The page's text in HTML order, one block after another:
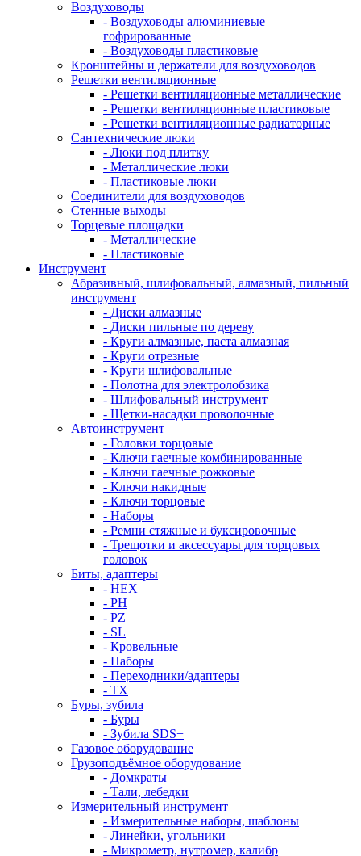
Воздуховоды
- Воздуховоды алюминиевые
гофрированные
- Воздуховоды пластиковые
Кронштейны и держатели для воздуховодов
Решетки вентиляционные
- Решетки вентиляционные металлические
- Решетки вентиляционные пластиковые
- Решетки вентиляционные радиаторные
Сантехнические люки
- Люки под плитку
- Металлические люки
- Пластиковые люки
Соединители для воздуховодов
Стенные выходы
Торцевые площадки
- Металлические
- Пластиковые
Инструмент
Абразивный, шлифовальный, алмазный, пильный
инструмент
- Диски алмазные
- Диски пильные по дереву
- Круги алмазные, паста алмазная
- Круги отрезные
- Круги шлифовальные
- Полотна для электролобзика
- Шлифовальный инструмент
- Щетки-насадки проволочные
Автоинструмент
- Головки торцовые
- Ключи гаечные комбинированные
- Ключи гаечные рожковые
- Ключи накидные
- Ключи торцовые
- Наборы
- Ремни стяжные и буксировочные
- Трещотки и аксессуары для торцовых
головок
Биты, адаптеры
- HEX
- PH
- PZ
- SL
- Кровельные
- Наборы
- Переходники/адаптеры
- ТX
Буры, зубила
- Буры
- Зубила SDS+
Газовое оборудование
Грузоподъёмное оборудование
- Домкраты
- Тали, лебедки
Измерительный инструмент
- Измерительные наборы, шаблоны
- Линейки, угольники
- Микрометр, нутромер, калибр